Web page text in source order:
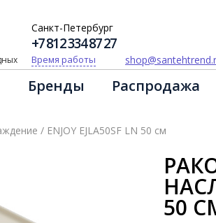
Санкт-Петербург
+7 812 334 87 27
Время работы
Бренды Распродажа
/ ENJOY EJLA50SF LN 50 см
50